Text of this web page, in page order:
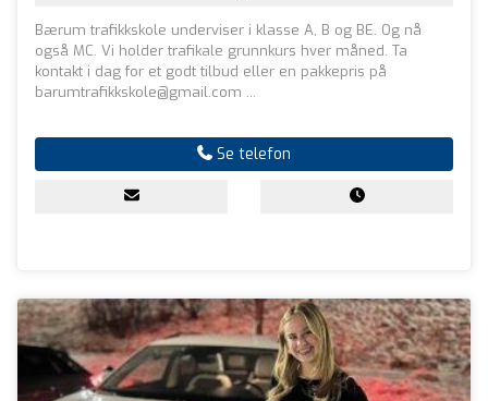
Bærum trafikkskole underviser i klasse A, B og BE. Og nå
også MC. Vi holder trafikale grunnkurs hver måned. Ta
kontakt i dag for et godt tilbud eller en pakkepris på
barumtrafikkskole@gmail.com ...
Se telefon